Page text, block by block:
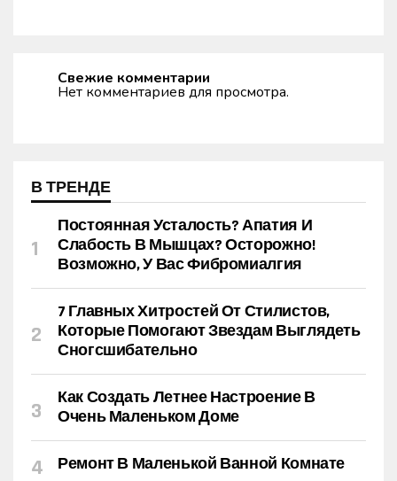
Свежие комментарии
Нет комментариев для просмотра.
В ТРЕНДЕ
Постоянная Усталость? Апатия И
Слабость В Мышцах? Осторожно!
Возможно, У Вас Фибромиалгия
7 Главных Хитростей От Стилистов,
Которые Помогают Звездам Выглядеть
Сногсшибательно
Как Создать Летнее Настроение В
Очень Маленьком Доме
Ремонт В Маленькой Ванной Комнате